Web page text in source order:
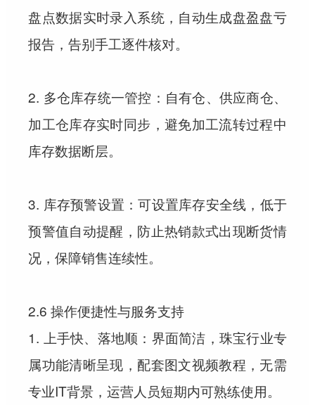
盘点数据实时录入系统，自动生成盘盈盘亏
报告，告别手工逐件核对。
2. 多仓库存统一管控：自有仓、供应商仓、
加工仓库存实时同步，避免加工流转过程中
库存数据断层。
3. 库存预警设置：可设置库存安全线，低于
预警值自动提醒，防止热销款式出现断货情
况，保障销售连续性。
2.6 操作便捷性与服务支持
1. 上手快、落地顺：界面简洁，珠宝行业专
属功能清晰呈现，配套图文视频教程，无需
专业IT背景，运营人员短期内可熟练使用。